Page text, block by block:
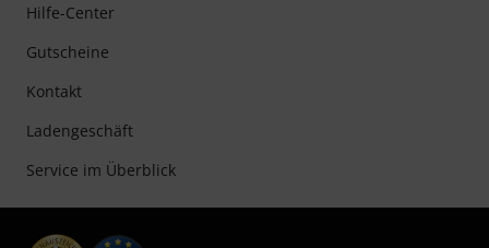
Hilfe-Center
Gutscheine
Kontakt
Ladengeschäft
Service im Überblick